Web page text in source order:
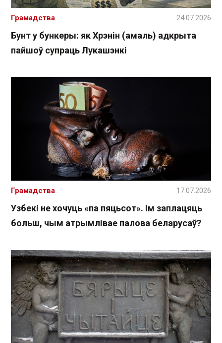
Бунт у бункеры: як Хрэнін (амаль) адкрыта
пайшоў супраць Лукашэнкі
Грамадства 24.07.2026
Узбекі не хочуць «па пяцьсот». Ім заплацяць
больш, чым атрымлівае палова беларусаў?
Грамадства 17.07.2026